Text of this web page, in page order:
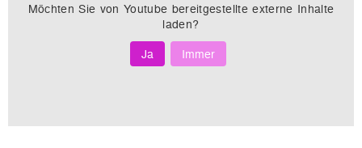
Möchten Sie von Youtube bereitgestellte externe Inhalte
laden?
Ja
Immer